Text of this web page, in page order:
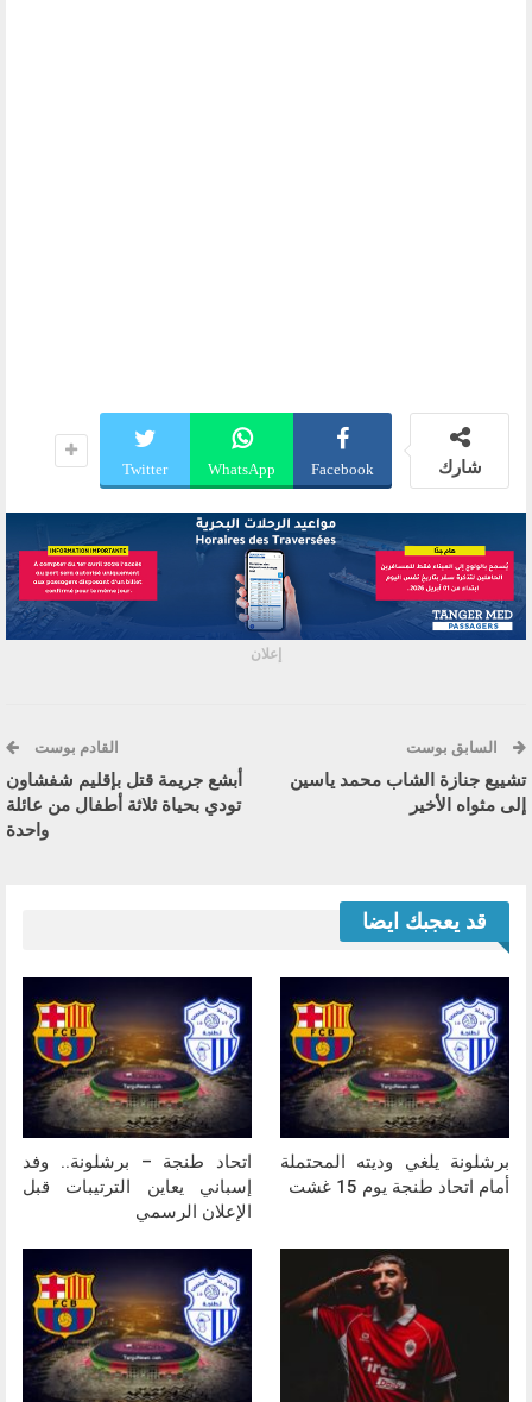
شارك Facebook
WhatsApp
Twitter
إعلان
السابق بوست
تشييع جنازة الشاب محمد ياسين
إلى مثواه الأخير
القادم بوست
أبشع جريمة قتل بإقليم شفشاون
تودي بحياة ثلاثة أطفال من عائلة
واحدة
قد يعجبك ايضا
برشلونة يلغي وديته المحتملة
أمام اتحاد طنجة يوم 15 غشت
اتحاد طنجة – برشلونة.. وفد
إسباني يعاين الترتيبات قبل
الإعلان الرسمي